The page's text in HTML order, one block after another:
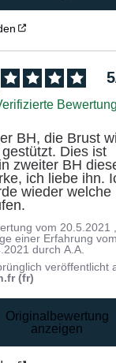
5
BH, die Brust
Dies ist
zweiter BH
ich liebe ihn.
wieder welche
vom 20.5.2021
einer Erfahrung
durchA.A.
veröffentlicht
(fr)
Originalbewertung
anzeigen